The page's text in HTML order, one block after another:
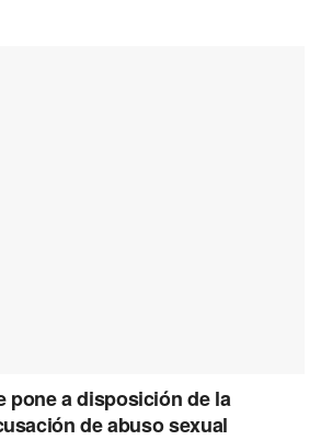
pone a disposición de la
de abuso sexual